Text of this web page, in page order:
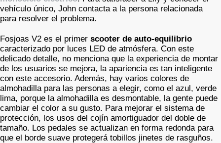
vehículo único, John contacta a la persona relacionada
para resolver el problema.
Fosjoas V2 es el primer scooter de auto-equilibrio
caracterizado por luces LED de atmósfera. Con este
delicado detalle, no menciona que la experiencia de montar
de los usuarios se mejora, la apariencia es tan inteligente
con este accesorio. Además, hay varios colores de
almohadilla para las personas a elegir, como el azul, verde
lima, porque la almohadilla es desmontable, la gente puede
cambiar el color a su gusto. Para mejorar el sistema de
protección, los usos del cojín amortiguador del doble de
tamaño. Los pedales se actualizan en forma redonda para
que el borde suave protegerá tobillos jinetes de rasguños.